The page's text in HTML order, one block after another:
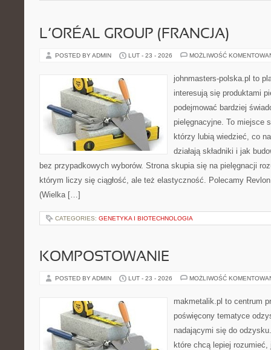
L’ORÉAL GROUP (FRANCJA)
POSTED BY ADMIN LUT - 23 - 2026 MOŻLIWOŚĆ
johnmasters-polska.pl to
interesują się produktami
podejmować bardziej
pielęgnacyjne. To miejsce
którzy lubią wiedzieć, co
działają składniki i jak
bez przypadkowych wyborów. Strona skupia się na pielęgnacji
którym liczy się ciągłość, ale też elastyczność. Polecamy
(Wielka […]
CATEGORIES: GENETYKA I BIOTECHNOLOGIA
KOMPOSTOWANIE
POSTED BY ADMIN LUT - 23 - 2026 MOŻLIWOŚĆ
makmetalik.pl to centrum
poświęcony tematyce
nadającymi się do
które chcą lepiej rozumieć,